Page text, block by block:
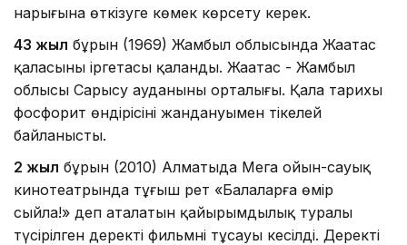
нарығына өткізуге көмек көрсету керек.
43 жыл бұрын (1969) Жамбыл облысында Жаңатас
қаласының іргетасы қаланды. Жаңатас - Жамбыл
облысы Сарысу ауданының орталығы. Қала тарихы
фосфорит өндірісінің жандануымен тікелей
байланысты.
2 жыл бұрын (2010) Алматыда Мега ойын-сауық
кинотеатрында тұңғыш рет «Балаларға өмір
сыйла!» деп аталатын қайырымдылық туралы
түсірілген деректі фильмнің тұсауы кесілді. Деректі